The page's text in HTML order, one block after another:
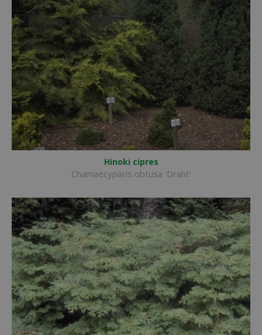
Hinoki cipres
Chamaecyparis obtusa 'Draht'